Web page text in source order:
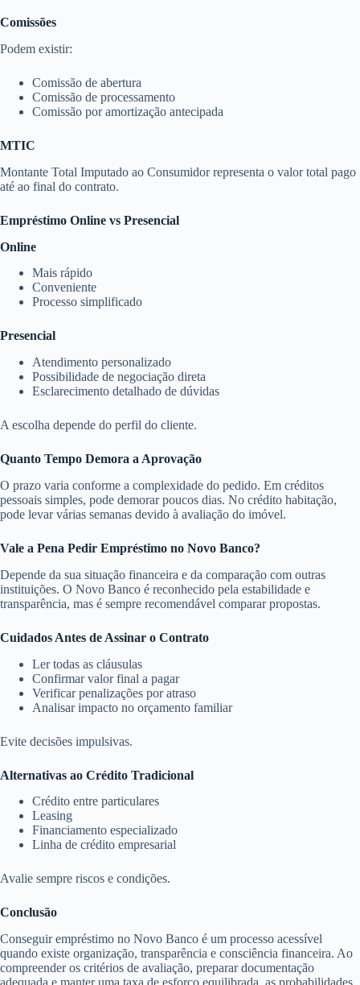
Comissões
Podem existir:
Comissão de abertura
Comissão de processamento
Comissão por amortização antecipada
MTIC
Montante Total Imputado ao Consumidor representa o valor total pago
até ao final do contrato.
Empréstimo Online vs Presencial
Online
Mais rápido
Conveniente
Processo simplificado
Presencial
Atendimento personalizado
Possibilidade de negociação direta
Esclarecimento detalhado de dúvidas
A escolha depende do perfil do cliente.
Quanto Tempo Demora a Aprovação
O prazo varia conforme a complexidade do pedido. Em créditos
pessoais simples, pode demorar poucos dias. No crédito habitação,
pode levar várias semanas devido à avaliação do imóvel.
Vale a Pena Pedir Empréstimo no Novo Banco?
Depende da sua situação financeira e da comparação com outras
instituições. O Novo Banco é reconhecido pela estabilidade e
transparência, mas é sempre recomendável comparar propostas.
Cuidados Antes de Assinar o Contrato
Ler todas as cláusulas
Confirmar valor final a pagar
Verificar penalizações por atraso
Analisar impacto no orçamento familiar
Evite decisões impulsivas.
Alternativas ao Crédito Tradicional
Crédito entre particulares
Leasing
Financiamento especializado
Linha de crédito empresarial
Avalie sempre riscos e condições.
Conclusão
Conseguir empréstimo no Novo Banco é um processo acessível
quando existe organização, transparência e consciência financeira. Ao
compreender os critérios de avaliação, preparar documentação
adequada e manter uma taxa de esforço equilibrada, as probabilidades